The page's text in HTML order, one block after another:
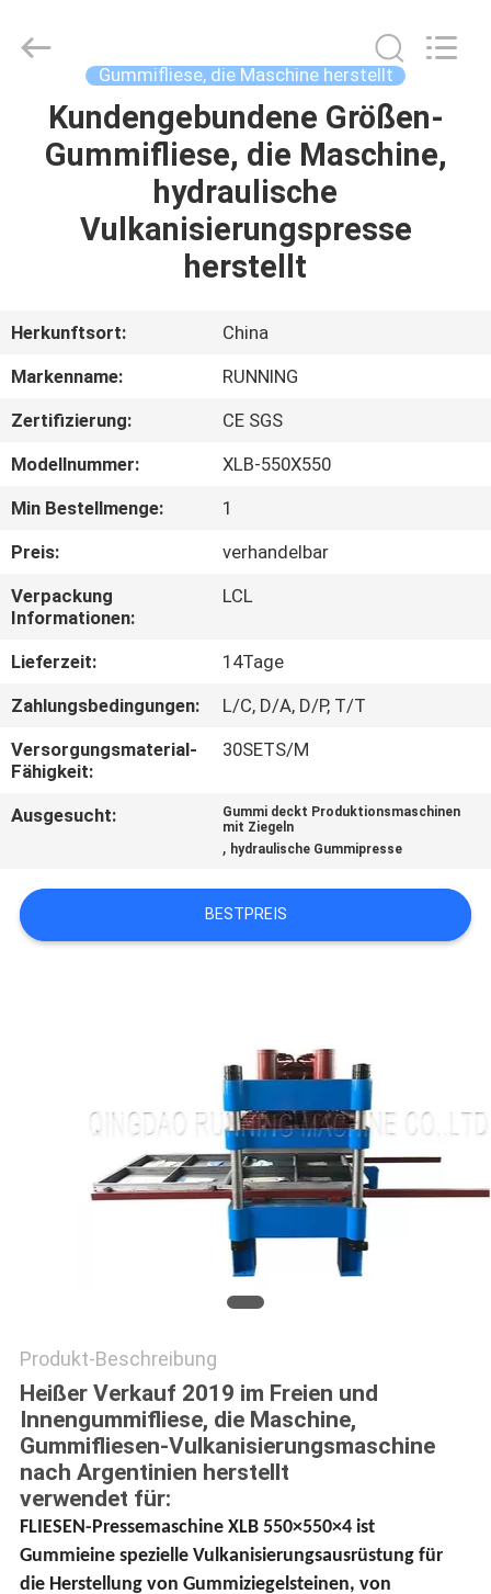
HAUS
PRODUKTE
FABRIK-
QUALITÄTSKONTROLLE
TRETEN
SIE
MIT
UNS
IN
VERBINDUNG
SITEMAP
CO.,LTD.
Gummifliese, die Maschine herstellt
Kundengebundene Größen-
Gummifliese, die Maschine,
hydraulische
Vulkanisierungspresse
herstellt
Herkunftsort:
China
Markenname:
RUNNING
Zertifizierung:
CE SGS
Modellnummer:
XLB-550X550
Min Bestellmenge:
1
Preis:
verhandelbar
Verpackung
Informationen:
LCL
Lieferzeit:
14Tage
Zahlungsbedingungen:
L/C, D/A, D/P, T/T
Versorgungsmaterial-
Fähigkeit:
30SETS/M
Ausgesucht:
Gummi deckt Produktionsmaschinen
mit Ziegeln
, hydraulische Gummipresse
BESTPREIS
Produkt-Beschreibung
Heißer Verkauf 2019 im Freien und
Innengummifliese, die Maschine,
Gummifliesen-Vulkanisierungsmaschine
nach Argentinien herstellt
verwendet für:
FLIESEN-Pressemaschine XLB 550×550×4 ist
Gummieine spezielle Vulkanisierungsausrüstung für
die Herstellung von Gummiziegelsteinen, von